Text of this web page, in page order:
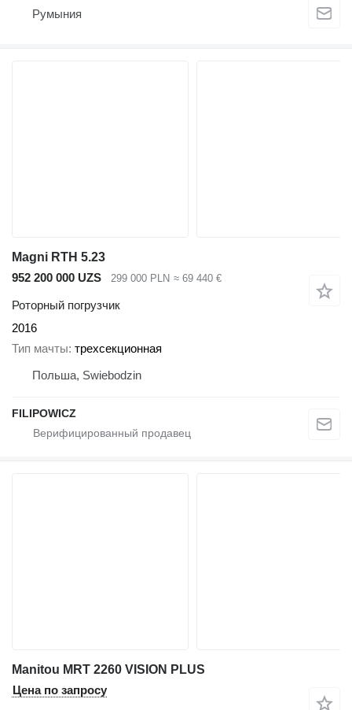
Румыния
Magni RTH 5.23
952 200 000 UZS
299 000 PLN ≈ 69 440 €
Роторный погрузчик
2016
Тип мачты трехсекционная
Польша, Swiebodzin
FILIPOWICZ
Manitou MRT 2260 VISION PLUS
Цена по запросу